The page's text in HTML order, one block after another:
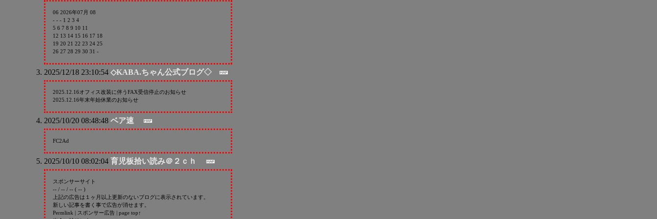
06 2026年07月 08
- - - 1 2 3 4
5 6 7 8 9 10 11
12 13 14 15 16 17 18
19 20 21 22 23 24 25
26 27 28 29 30 31 -
2025/12/18 23:10:54 ◇KABA.ちゃん公式ブログ◇
2025.12.16オフィス改装に伴うFAX受信停止のお知らせ
2025.12.16年末年始休業のお知らせ
2025/10/20 08:48:48 ベア速
FC2Ad
2025/10/10 08:02:04 育児板拾い読み＠２ｃｈ
スポンサーサイト
-- / -- / -- ( -- )
上記の広告は１ヶ月以上更新のないブログに表示されています。
新しい記事を書く事で広告が消せます。
Permlink | スポンサー広告 | page top↑